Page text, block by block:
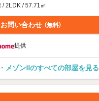
/ 2LDK / 57.71㎡
お問い合わせ （無料）
提供
メゾンIIのすべての部屋を見る